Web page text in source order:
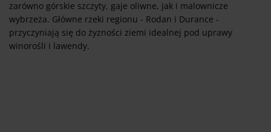
zarówno górskie szczyty, gaje oliwne, jak i malownicze
wybrzeża. Główne rzeki regionu - Rodan i Durance -
przyczyniają się do żyzności ziemi idealnej pod uprawy
winorośli i lawendy.